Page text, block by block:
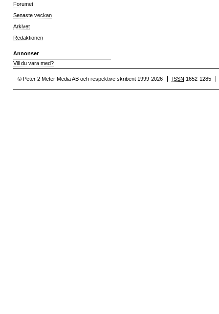
Forumet
Senaste veckan
Arkivet
Redaktionen
Annonser
Vill du vara med?
© Peter 2 Meter Media AB och respektive skribent 1999-2026 ISSN 1652-1285